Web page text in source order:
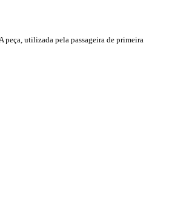
utilizada pela passageira de primeira